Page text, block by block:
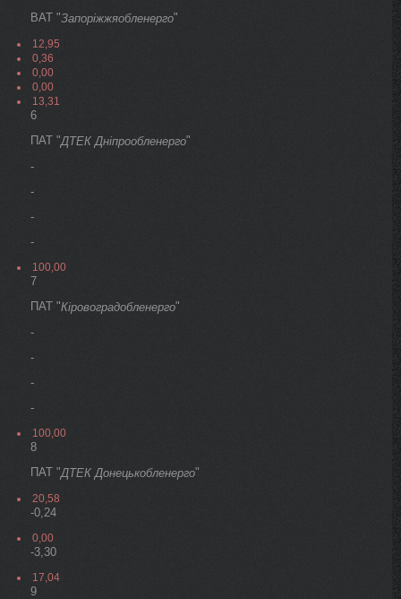
ВАТ "Запоріжжяобленерго"
12,95
0,36
0,00
0,00
13,31
6
ПАТ "ДТЕК Дніпрообленерго"
-
-
-
-
100,00
7
ПАТ "Кіровоградобленерго"
-
-
-
-
100,00
8
ПАТ "ДТЕК Донецькобленерго"
20,58
-0,24
0,00
-3,30
17,04
9